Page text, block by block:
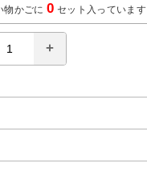
物かごに0 セット入っています